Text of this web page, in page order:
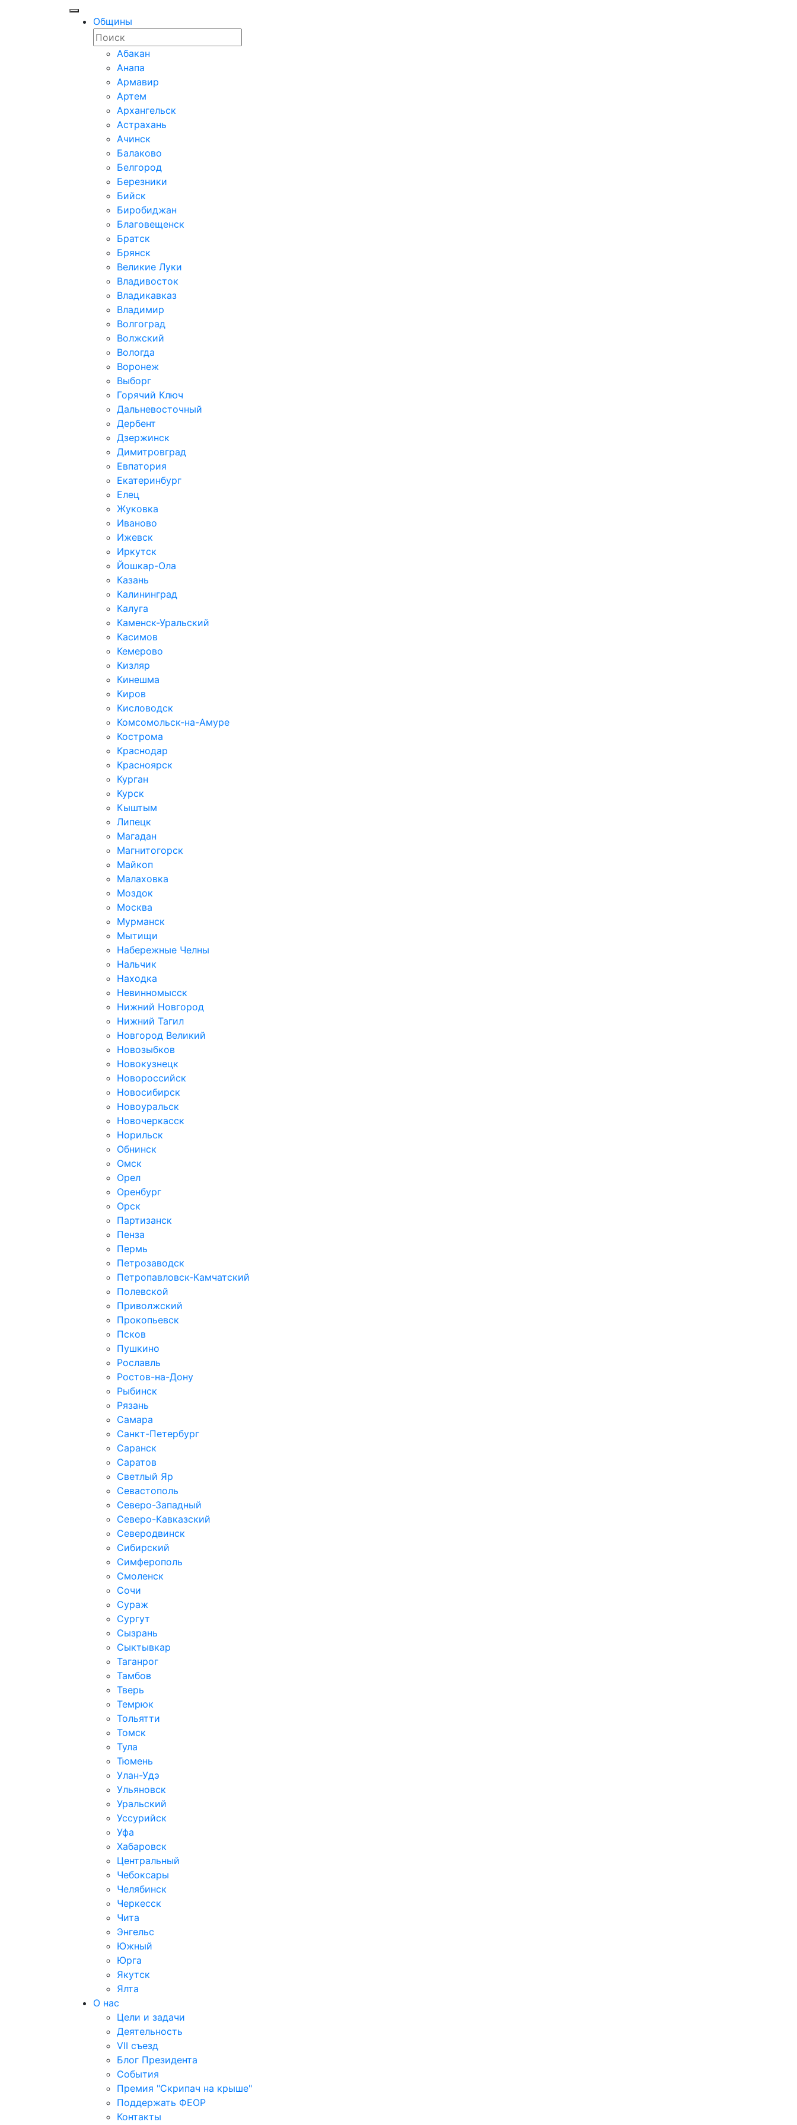
Общины
Абакан
Анапа
Армавир
Артем
Архангельск
Астрахань
Ачинск
Балаково
Белгород
Березники
Бийск
Биробиджан
Благовещенск
Братск
Брянск
Великие Луки
Владивосток
Владикавказ
Владимир
Волгоград
Волжский
Вологда
Воронеж
Выборг
Горячий Ключ
Дальневосточный
Дербент
Дзержинск
Димитровград
Евпатория
Екатеринбург
Елец
Жуковка
Иваново
Ижевск
Иркутск
Йошкар-Ола
Казань
Калининград
Калуга
Каменск-Уральский
Касимов
Кемерово
Кизляр
Кинешма
Киров
Кисловодск
Комсомольск-на-Амуре
Кострома
Краснодар
Красноярск
Курган
Курск
Кыштым
Липецк
Магадан
Магнитогорск
Майкоп
Малаховка
Моздок
Москва
Мурманск
Мытищи
Набережные Челны
Нальчик
Находка
Невинномысск
Нижний Новгород
Нижний Тагил
Новгород Великий
Новозыбков
Новокузнецк
Новороссийск
Новосибирск
Новоуральск
Новочеркасск
Норильск
Обнинск
Омск
Орел
Оренбург
Орск
Партизанск
Пенза
Пермь
Петрозаводск
Петропавловск-Камчатский
Полевской
Приволжский
Прокопьевск
Псков
Пушкино
Рославль
Ростов-на-Дону
Рыбинск
Рязань
Самара
Санкт-Петербург
Саранск
Саратов
Светлый Яр
Севастополь
Северо-Западный
Северо-Кавказcкий
Северодвинск
Сибирский
Симферополь
Смоленск
Сочи
Сураж
Сургут
Сызрань
Сыктывкар
Таганрог
Тамбов
Тверь
Темрюк
Тольятти
Томск
Тула
Тюмень
Улан-Удэ
Ульяновск
Уральский
Уссурийск
Уфа
Хабаровск
Центральный
Чебоксары
Челябинск
Черкесск
Чита
Энгельс
Южный
Юрга
Якутск
Ялта
О нас
Цели и задачи
Деятельность
VII съезд
Блог Президента
События
Премия "Скрипач на крыше"
Поддержать ФЕОР
Контакты